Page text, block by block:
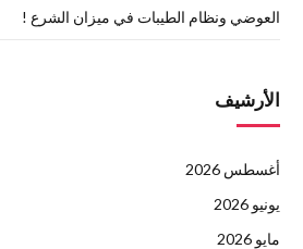
العوضي ونظام الطيبات في ميزان الشرع !
الأرشيف
أغسطس 2026
يونيو 2026
مايو 2026